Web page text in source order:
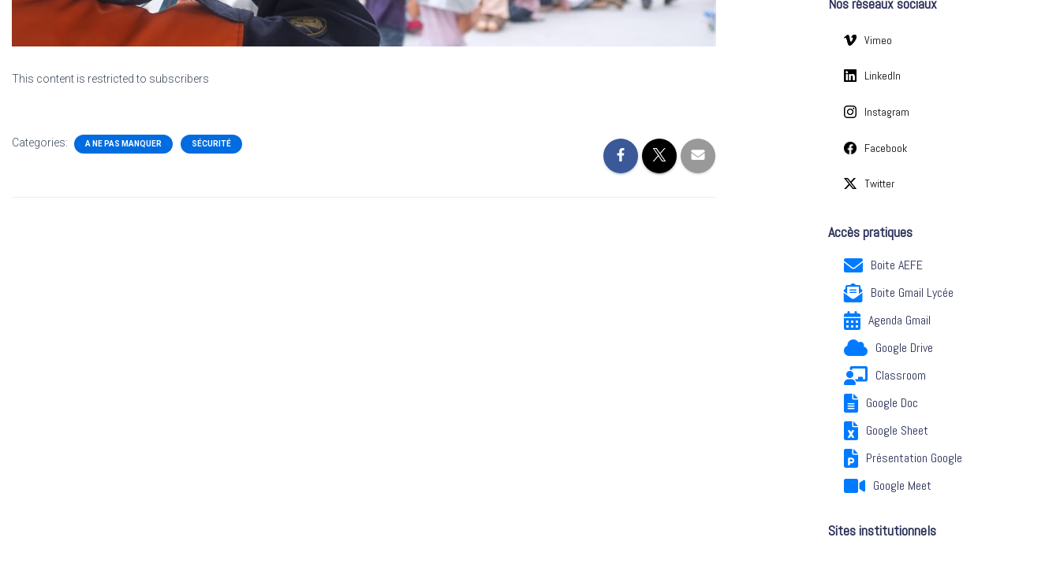
This content is restricted to subscribers
Categories: A NE PAS MANQUER SÉCURITÉ
e
Vimeo
LinkedIn
Instagram
Facebook
Twitter
Accès pratiques
Boite AEFE
Boite Gmail Lycée
Agenda Gmail
Google Drive
Classroom
Google Doc
Google Sheet
Présentation Google
Google Meet
Sites institutionnels